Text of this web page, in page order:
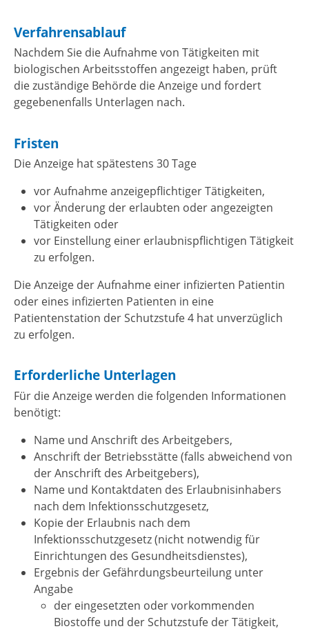
Verfahrensablauf
Nachdem Sie die Aufnahme von Tätigkeiten mit
biologischen Arbeitsstoffen angezeigt haben, prüft
die zuständige Behörde die Anzeige und fordert
gegebenenfalls Unterlagen nach.
Fristen
Die Anzeige hat spätestens 30 Tage
vor Aufnahme anzeigepflichtiger Tätigkeiten,
vor Änderung der erlaubten oder angezeigten
Tätigkeiten oder
vor Einstellung einer erlaubnispflichtigen Tätigkeit
zu erfolgen.
Die Anzeige der Aufnahme einer infizierten Patientin
oder eines infizierten Patienten in eine
Patientenstation der Schutzstufe 4 hat unverzüglich
zu erfolgen.
Erforderliche Unterlagen
Für die Anzeige werden die folgenden Informationen
benötigt:
Name und Anschrift des Arbeitgebers,
Anschrift der Betriebsstätte (falls abweichend von
der Anschrift des Arbeitgebers),
Name und Kontaktdaten des Erlaubnisinhabers
nach dem Infektionsschutzgesetz,
Kopie der Erlaubnis nach dem
Infektionsschutzgesetz (nicht notwendig für
Einrichtungen des Gesundheitsdienstes),
Ergebnis der Gefährdungsbeurteilung unter
Angabe
der eingesetzten oder vorkommenden
Biostoffe und der Schutzstufe der Tätigkeit,